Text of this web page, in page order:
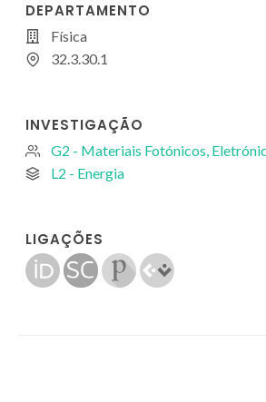
DEPARTAMENTO
Física
32.3.30.1
INVESTIGAÇÃO
G2 - Materiais Fotónicos,
L2 - Energia
LIGAÇÕES